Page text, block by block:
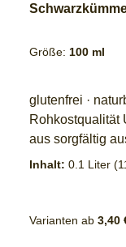
Größe: 100 ml
glutenfrei ·
Rohkostqualität
aus sorgfältig ausgewählten
aus kontrolliert
intensiv-würzige
Inhalt: 0.1 Liter
Varianten ab 3,40